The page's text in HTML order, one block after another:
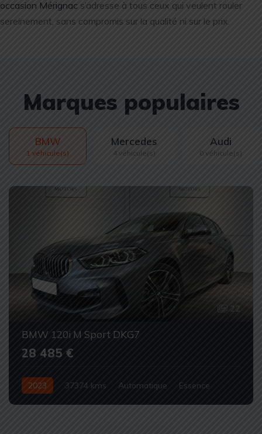
occasion Mérignac s’adresse à tous ceux qui veulent rouler
sereinement, sans compromis sur la qualité ni sur le prix.
Marques populaires
BMW
1 véhicule(s)
Mercedes
4 véhicule(s)
Audi
0 véhicule(s)
22
BMW 120i M Sport DKG7
28 485 €
2023 37374 kms Automatique
Essence